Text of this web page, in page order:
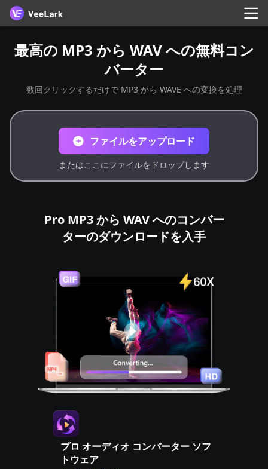
最高の MP3 から WAV への無料コン
バーター
数回クリックするだけで MP3 から WAVE への変換を処理
ファイルをアップロード
またはここにファイルをドロップします
Pro MP3 から WAV へのコンバー
ターのダウンロードを入手
プロ オーディオ コンバーター ソフ
トウェア